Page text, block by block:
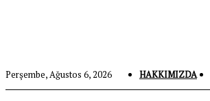
Perşembe, Ağustos 6, 2026 HAKKIMIZDA